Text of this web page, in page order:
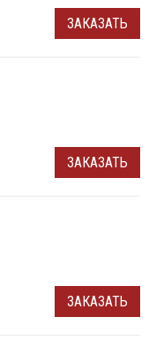
ЗАКАЗАТЬ
ЗАКАЗАТЬ
ЗАКАЗАТЬ